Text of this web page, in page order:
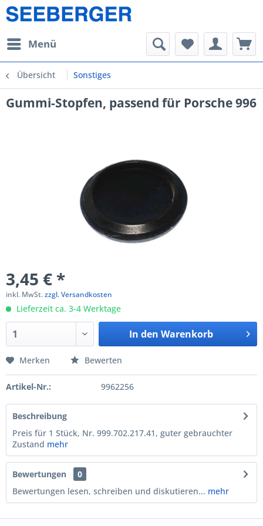
Menü
Übersicht Sonstiges
Gummi-Stopfen, passend für Porsche 996
3,45 € *
inkl. MwSt.zzgl. Versandkosten
Lieferzeit ca. 3-4 Werktage
In den Warenkorb
Merken Bewerten
Artikel-Nr.: 9962256
Beschreibung
Preis für 1 Stück, Nr. 999.702.217.41, guter gebrauchter
Zustand mehr
Bewertungen
0
Bewertungen lesen, schreiben und diskutieren... mehr